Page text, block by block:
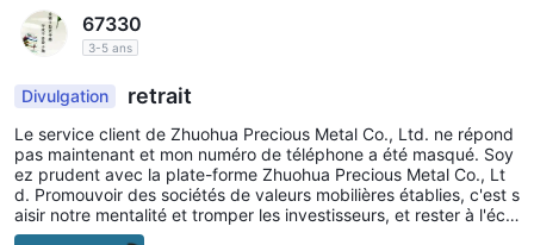
67330
3-5 ans
Divulgation retrait
Le service client de Zhuohua Precious Metal Co., Ltd. ne répond
pas maintenant et mon numéro de téléphone a été masqué. Soy
ez prudent avec la plate-forme Zhuohua Precious Metal Co., Lt
d. Promouvoir des sociétés de valeurs mobilières établies, c'est s
aisir notre mentalité et tromper les investisseurs, et rester à l'éca
rt d'eux.